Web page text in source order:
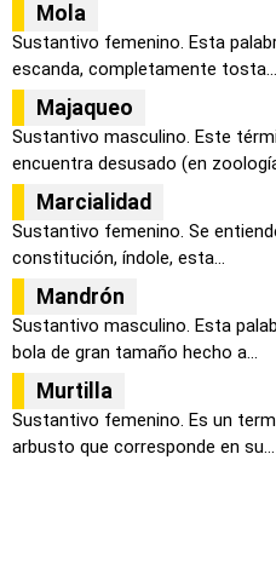
Mola
Sustantivo femenino. Esta
escanda, completamente tosta...
Majaqueo
Sustantivo masculino. Este
encuentra desusado (en
Marcialidad
Sustantivo femenino. Se
constitución, índole, esta...
Mandrón
Sustantivo masculino. Esta
bola de gran tamaño hecho a...
Murtilla
Sustantivo femenino. Es un
arbusto que corresponde en su...